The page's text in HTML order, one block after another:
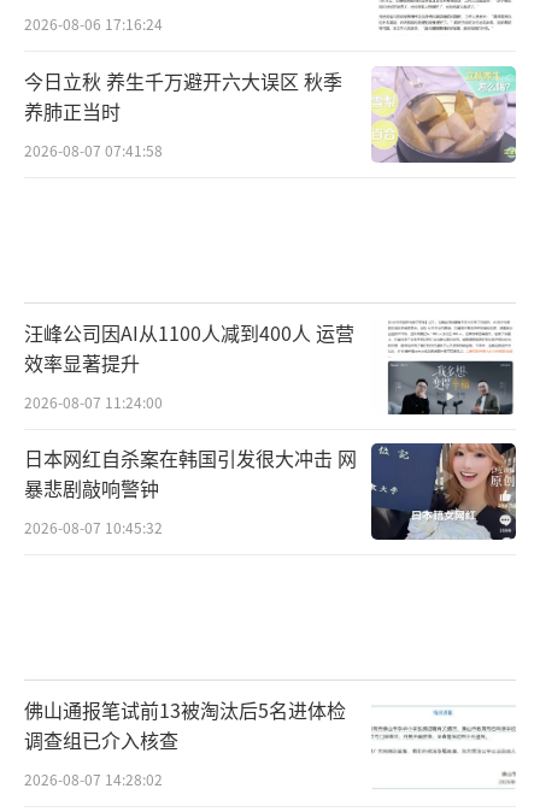
2026-08-06 17:16:24
今日立秋 养生千万避开六大误区 秋季
养肺正当时
2026-08-07 07:41:58
汪峰公司因AI从1100人减到400人 运营
效率显著提升
2026-08-07 11:24:00
日本网红自杀案在韩国引发很大冲击 网
暴悲剧敲响警钟
2026-08-07 10:45:32
佛山通报笔试前13被淘汰后5名进体检
调查组已介入核查
2026-08-07 14:28:02